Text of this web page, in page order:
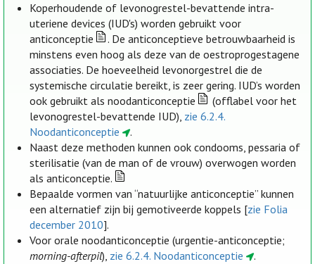
Koperhoudende of levonogrestel-bevattende intra-
uteriene devices (IUD's) worden gebruikt voor
anticonceptie
. De anticonceptieve betrouwbaarheid is
minstens even hoog als deze van de oestroprogestagene
associaties. De hoeveelheid levonorgestrel die de
systemische circulatie bereikt, is zeer gering. IUD’s worden
ook gebruikt als noodanticonceptie
(offlabel voor het
levonogrestel-bevattende IUD), zie 6.2.4.
Noodanticonceptie
.
Naast deze methoden kunnen ook condooms, pessaria of
sterilisatie (van de man of de vrouw) overwogen worden
als anticonceptie.
Bepaalde vormen van “natuurlijke anticonceptie” kunnen
een alternatief zijn bij gemotiveerde koppels [zie Folia
december 2010].
Voor orale noodanticonceptie (urgentie-anticonceptie;
morning-afterpil), zie 6.2.4. Noodanticonceptie .